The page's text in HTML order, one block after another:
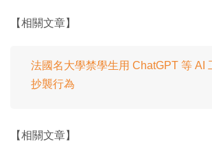
【相關文章】
法國名大學禁學生用 ChatGPT 等 AI
抄襲行為
【相關文章】